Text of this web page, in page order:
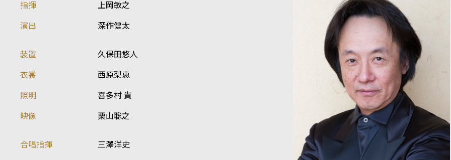
指揮 上岡敏之
演出 深作健太
装置 久保田悠人
衣裳 西原梨恵
照明 喜多村 貴
映像 栗山聡之
合唱指揮 三澤洋史